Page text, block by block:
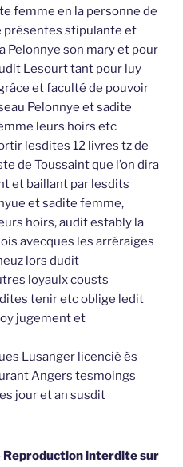
femme en la personne de
présentes stipulante et
Pelonnye son mary et pour
Lesourt tant pour luy
et faculté de pouvoir
Pelonnye et sadite
leurs hoirs etc
lesdites 12 livres tz de
de Toussaint que l’on dira
et baillant par lesdits
et sadite femme,
hoirs, audit estably la
avecques les arréraiges
lors dudit
loyaulx cousts
tenir etc oblige ledit
jugement et
Lusanger licenciè ès
Angers tesmoings
jour et an susdit
Reproduction interdite sur